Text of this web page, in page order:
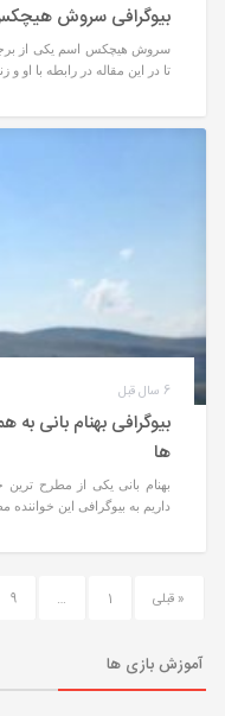
بیوگرافی سروش
سروش هیچکس اسم یکی از
تا در این مقاله در رابطه با او و
6 سال قبل
بیوگرافی بهنام بانی
ها
بهنام بانی یکی از مطرح ترین
داریم به بیوگرافی این خواننده
« قبلی 1
…
9
آموزش بازی ها